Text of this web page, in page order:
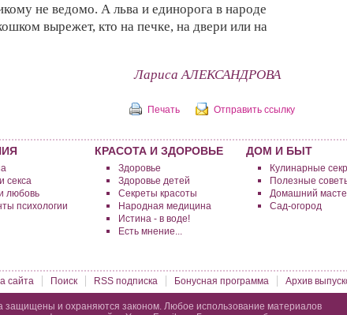
не ведомо. А льва и единорога в народе
вырежет, кто на печке, на двери или на
Лариса АЛЕКСАНДРОВА
Отправить ссылку
Печать
секса
любовь
психологии
КРАСОТА И ЗДОРОВЬЕ
Здоровье
Здоровье детей
Секреты красоты
Народная медицина
Истина - в воде!
Есть мнение...
ДОМ И БЫТ
Кулинарные
Полезные
Домашний
Сад-огород
сайта Поиск RSS подписка Бонусная программа Архив
защищены и охраняются законом. Любое использование материалов